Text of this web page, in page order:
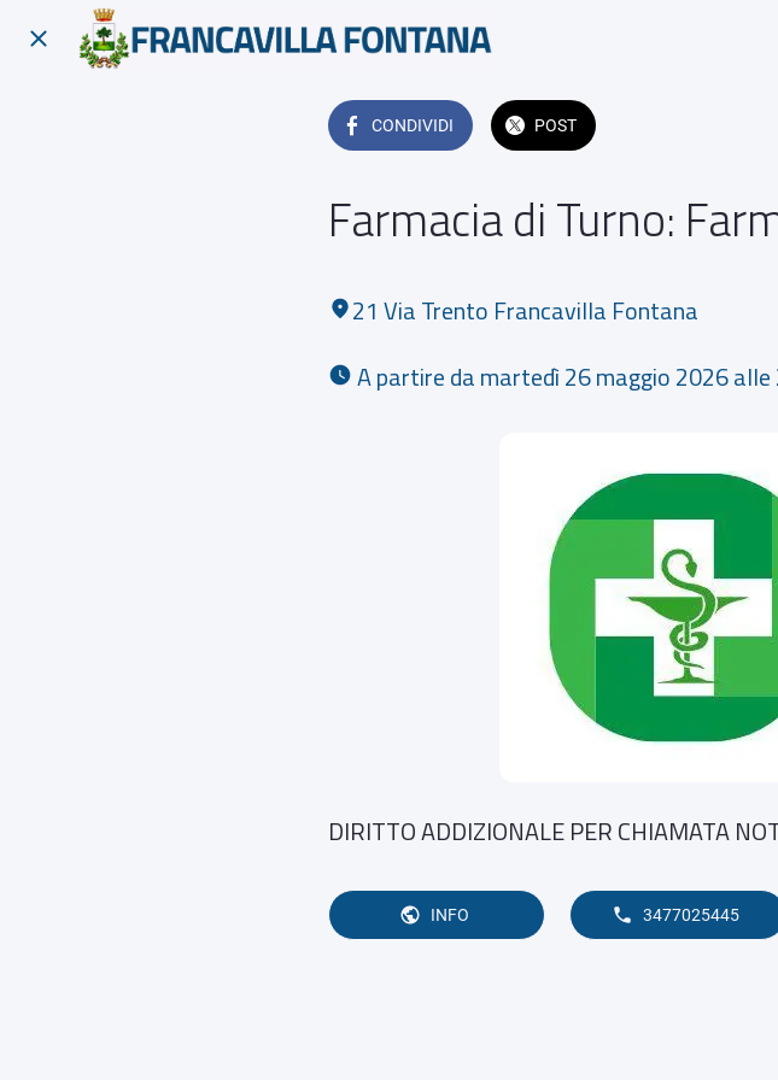
CONDIVIDI POST
Farmacia di Turno:
21 Via Trento Francavilla Fontana
A partire da martedì 26 maggio 2026
DIRITTO ADDIZIONALE PER CHIAMATA
INFO 3477025445